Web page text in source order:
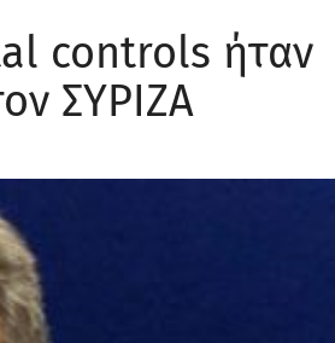
controls ήταν
ΣΥΡΙΖΑ